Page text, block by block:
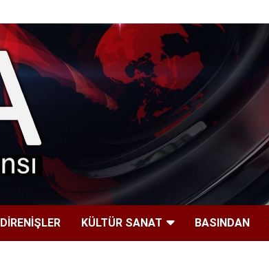
DİRENİŞLER KÜLTÜR SANAT BASINDAN